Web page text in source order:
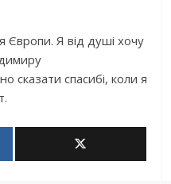
Європи. Я від душі хочу
сказати спасибі, коли я